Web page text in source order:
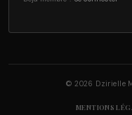
© 2026 Dzirielle
MENTIONS